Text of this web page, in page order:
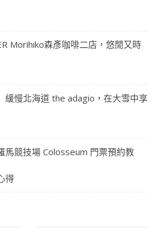
Morihiko森彥咖啡二店，悠閒又時
緩慢北海道 the adagio，在大雪中享
馬競技場 Colosseum 門票預約教
得